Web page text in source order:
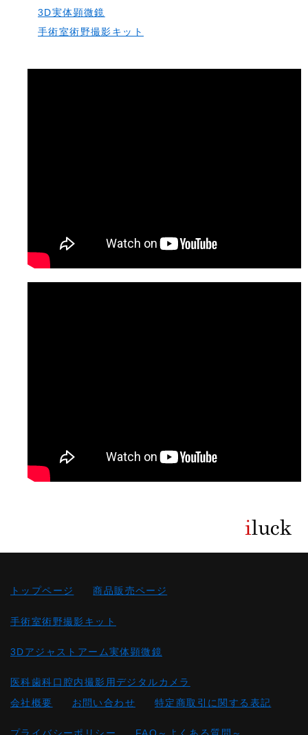
3D実体顕微鏡
手術室術野撮影キット
トップページ 商品販売ページ
手術室術野撮影キット
3Dアジャストアーム実体顕微鏡
医科歯科口腔内撮影用デジタルカメラ
会社概要
お問い合わせ 特定商取引に関する表記